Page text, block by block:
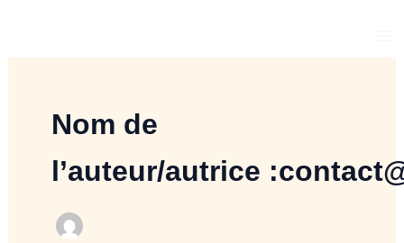
Nom de
l’auteur/autrice